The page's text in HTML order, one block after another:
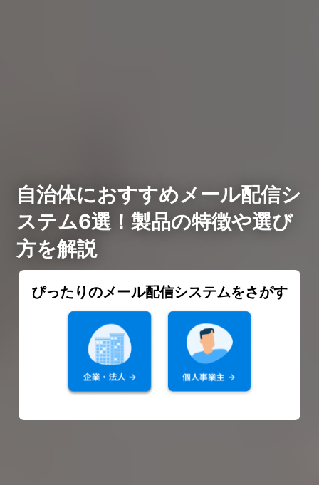
自治体におすすめメール配信シ
ステム6選！製品の特徴や選び
方を解説
ぴったりのメール配信システムをさがす